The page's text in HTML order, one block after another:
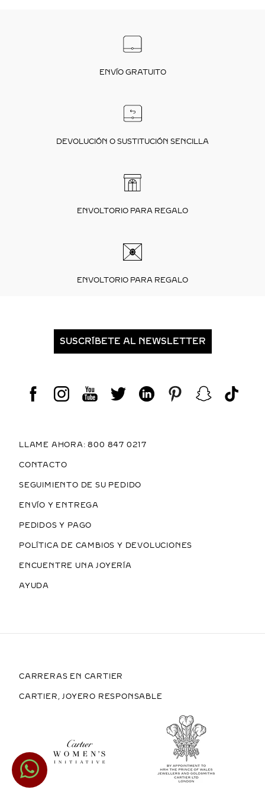
ENVÍO GRATUITO
DEVOLUCIÓN O SUSTITUCIÓN SENCILLA
ENVOLTORIO PARA REGALO
ENVOLTORIO PARA REGALO
SUSCRÍBETE AL NEWSLETTER
LLAME AHORA: 800 847 0217
CONTACTO
SEGUIMIENTO DE SU PEDIDO
ENVÍO Y ENTREGA
PEDIDOS Y PAGO
POLÍTICA DE CAMBIOS Y DEVOLUCIONES
ENCUENTRE UNA JOYERÍA
AYUDA
CARRERAS EN CARTIER
CARTIER, JOYERO RESPONSABLE